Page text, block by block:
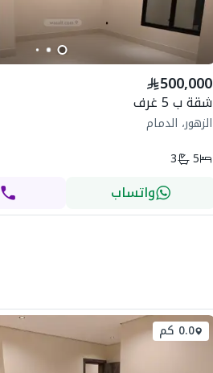
500,000
شقة ب 5 غرف
الزهور، الدمام
5
3
واتساب
0.0 كم